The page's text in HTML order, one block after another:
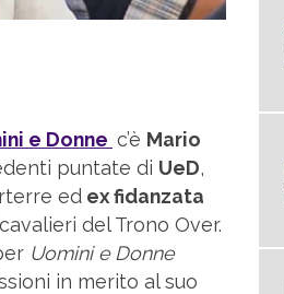
e Donne c’è Mario
puntate di UeD,
ed ex fidanzata
del Trono Over.
Uomini e Donne
in merito al suo